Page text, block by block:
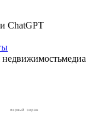
ChatGPT
недвижимостьмедиа
первый экран